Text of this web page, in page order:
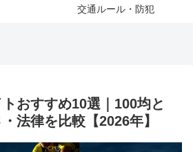
交通ルール・防犯
おすすめ10選｜100均と
法律を比較【2026年】